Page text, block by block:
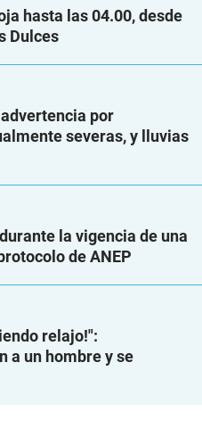
hasta las 04.00, desde
Dulces
por
severas, y lluvias
la vigencia de una
de ANEP
relajo!":
a un hombre y se